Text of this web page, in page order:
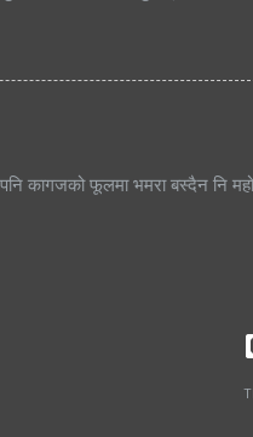
कागजको फूलमा भमरा बस्दैन नि